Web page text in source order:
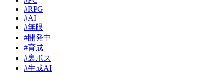
#RPG
#AI
#無限
#開発中
#育成
#裏ボス
#生成AI